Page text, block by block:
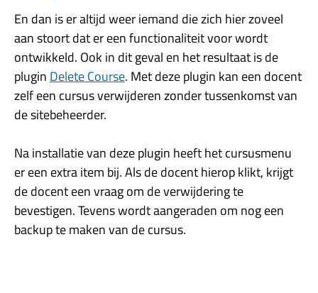
En dan is er altijd weer iemand die zich hier zoveel
aan stoort dat er een functionaliteit voor wordt
ontwikkeld. Ook in dit geval en het resultaat is de
plugin Delete Course. Met deze plugin kan een docent
zelf een cursus verwijderen zonder tussenkomst van
de sitebeheerder.
Na installatie van deze plugin heeft het cursusmenu
er een extra item bij. Als de docent hierop klikt, krijgt
de docent een vraag om de verwijdering te
bevestigen. Tevens wordt aangeraden om nog een
backup te maken van de cursus.